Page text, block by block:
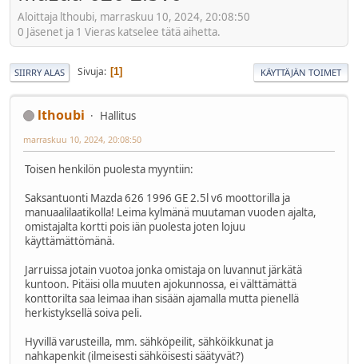
Aloittaja lthoubi, marraskuu 10, 2024, 20:08:50
0 Jäsenet ja 1 Vieras katselee tätä aihetta.
SIIRRY ALAS Sivuja 1 KÄYTTÄJÄN TOIMET
lthoubi Hallitus
marraskuu 10, 2024, 20:08:50
Toisen henkilön puolesta myyntiin:
Saksantuonti Mazda 626 1996 GE 2.5l v6 moottorilla ja
manuaalilaatikolla! Leima kylmänä muutaman vuoden ajalta,
omistajalta kortti pois iän puolesta joten lojuu
käyttämättömänä.
Jarruissa jotain vuotoa jonka omistaja on luvannut järkätä
kuntoon. Pitäisi olla muuten ajokunnossa, ei välttämättä
konttorilta saa leimaa ihan sisään ajamalla mutta pienellä
herkistyksellä soiva peli.
Hyvillä varusteilla, mm. sähköpeilit, sähköikkunat ja
nahkapenkit (ilmeisesti sähköisesti säätyvät?)